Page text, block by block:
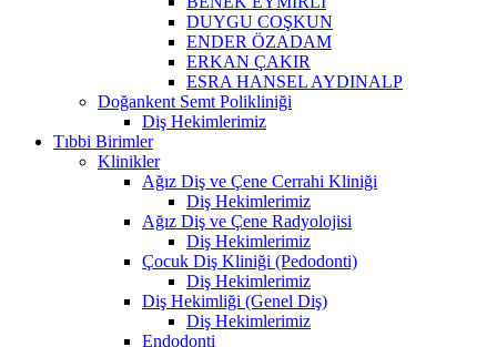
DUYGU COŞKUN
ENDER ÖZADAM
ERKAN ÇAKIR
ESRA HANSEL AYDINALP
Doğankent Semt Polikliniği
Diş Hekimlerimiz
Tıbbi Birimler
Klinikler
Ağız Diş ve Çene Cerrahi Kliniği
Diş Hekimlerimiz
Ağız Diş ve Çene Radyolojisi
Diş Hekimlerimiz
Çocuk Diş Kliniği (Pedodonti)
Diş Hekimlerimiz
Diş Hekimliği (Genel Diş)
Diş Hekimlerimiz
Endodonti